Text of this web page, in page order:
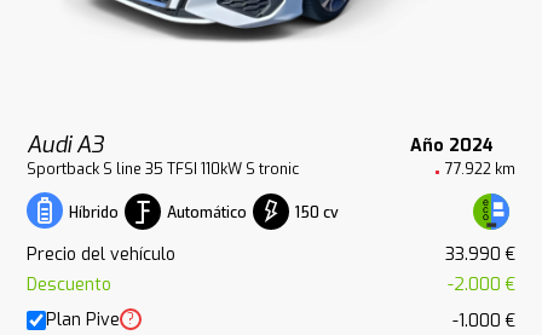
Audi A3 Año 2024
Sportback S line 35 TFSI 110kW S tronic 77.922 km
Híbrido Automático 150 cv
Precio del vehículo
33.990 €
Descuento
-2.000 €
Plan Pive ?
-1.000 €